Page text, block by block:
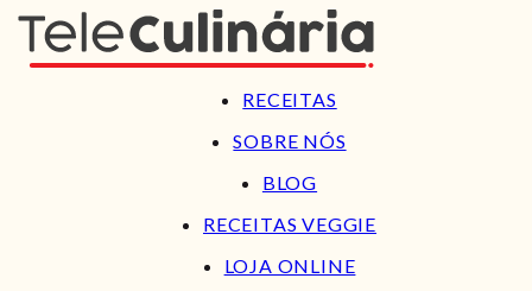
RECEITAS
SOBRE NÓS
BLOG
RECEITAS VEGGIE
LOJA ONLINE